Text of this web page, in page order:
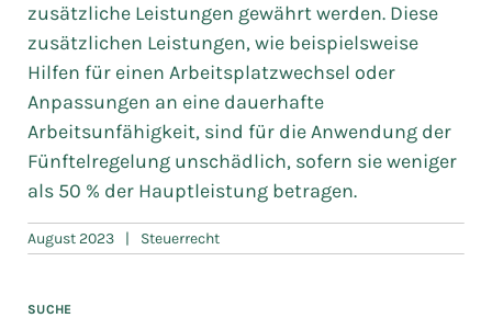
zusätzliche Leistungen gewährt werden. Diese
zusätzlichen Leistungen, wie beispielsweise
Hilfen für einen Arbeitsplatzwechsel oder
Anpassungen an eine dauerhafte
Arbeitsunfähigkeit, sind für die Anwendung der
Fünftelregelung unschädlich, sofern sie weniger
als 50 % der Hauptleistung betragen.
August 2023 | Steuerrecht
SUCHE